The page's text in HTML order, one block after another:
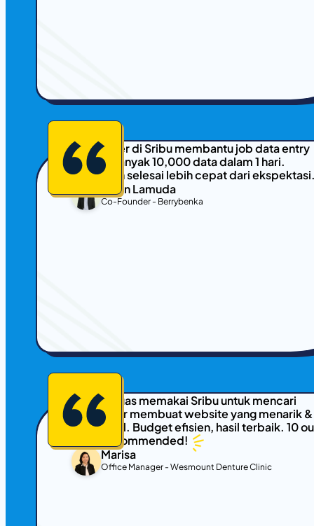
Freelancer di Sribu membantu job data entry
saya sebanyak 10,000 data dalam 1 hari.
Pekerjaan selesai lebih cepat dari
Jason Lamuda
Co-Founder - Berrybenka
Sangat puas memakai Sribu untuk mencari
freelancer membuat website yang menarik &
fungsional. Budget efisien, hasil terbaik. 10
of 10, recommended!
Marisa
Office Manager - Wesmount Denture Clinic